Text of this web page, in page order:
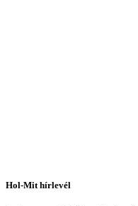
Hol-Mit hírlevél